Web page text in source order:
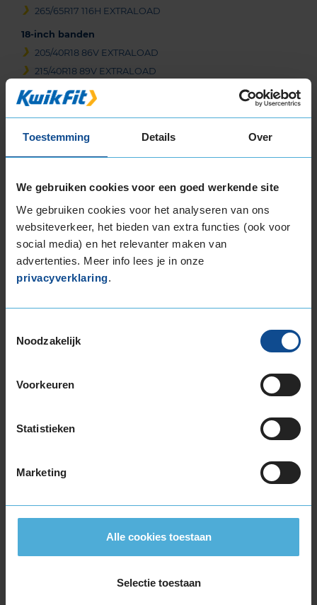
Toestemming Details Over
We gebruiken cookies voor een goed werkende site
We gebruiken cookies voor het analyseren van ons
websiteverkeer, het bieden van extra functies (ook voor
social media) en het relevanter maken van
advertenties. Meer info lees je in onze
privacyverklaring.
Noodzakelijk
Voorkeuren
Statistieken
Marketing
Alle cookies toestaan
Selectie toestaan
265/65R17 116H EXTRALOAD
18-inch banden
205/40R18 86V EXTRALOAD
215/40R18 89V EXTRALOAD
215/45R18 93V EXTRALOAD
215/50R18 92V
225/40R18 92V EXTRALOAD
225/40R18 92V EXTRALOAD RUNFLAT
225/45R18 95V EXTRALOAD RUNFLAT
225/50R18 99V EXTRALOAD
225/50R18 99V EXTRALOAD RUNFLAT
225/55R18 102V EXTRALOAD
225/60R18 104H EXTRALOAD RUNFLAT
225/60R18 104V EXTRALOAD
235/45R18 98V EXTRALOAD
235/65R18 110H EXTRALOAD
245/40R18 97V EXTRALOAD
245/45R18 100V EXTRALOAD RUNFLAT
245/50R18 100H RUNFLAT
245/50R18 104V EXTRALOAD